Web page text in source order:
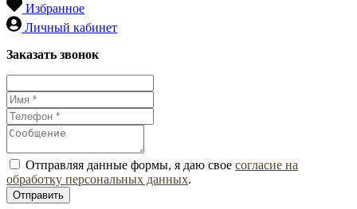
Избранное
Личный кабинет
Заказать звонок
Отправляя данные формы, я даю свое согласие на
обработку персональных данных.
Отправить